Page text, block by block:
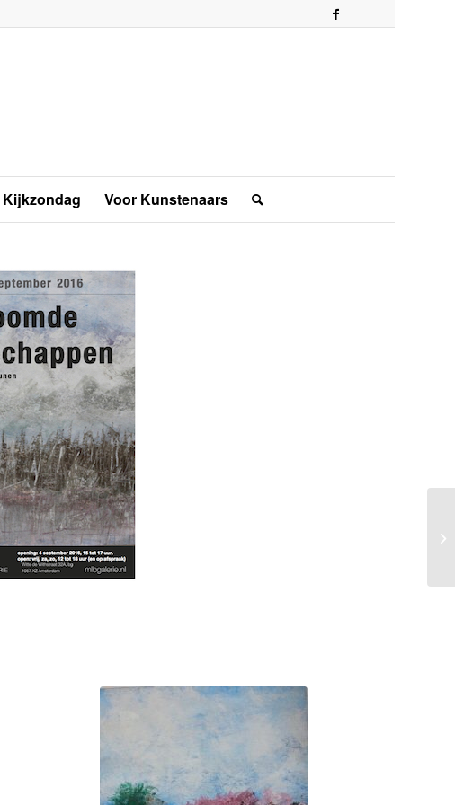
Kijkzondag Voor Kunstenaars